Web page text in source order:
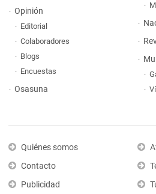
Opinión
Editorial
Colaboradores
Blogs
Encuestas
Osasuna
Quiénes somos
Contacto
Publicidad